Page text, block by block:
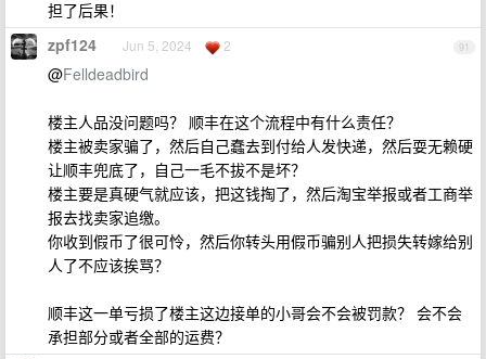
担了后果！
91
zpf124 Jun 5, 2024 2
@Felldeadbird
楼主人品没问题吗？ 顺丰在这个流程中有什么责任？
楼主被卖家骗了，然后自己蠢去到付给人发快递，然后耍无赖硬
让顺丰兜底了，自己一毛不拔不是坏？
楼主要是真硬气就应该，把这钱掏了，然后淘宝举报或者工商举
报去找卖家追缴。
你收到假币了很可怜，然后你转头用假币骗别人把损失转嫁给别
人了不应该挨骂？
顺丰这一单亏损了楼主这边接单的小哥会不会被罚款？ 会不会
承担部分或者全部的运费？